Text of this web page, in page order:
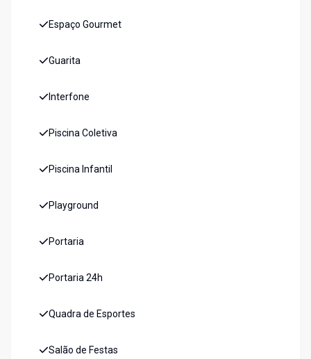
Espaço Gourmet
Guarita
Interfone
Piscina Coletiva
Piscina Infantil
Playground
Portaria
Portaria 24h
Quadra de Esportes
Salão de Festas